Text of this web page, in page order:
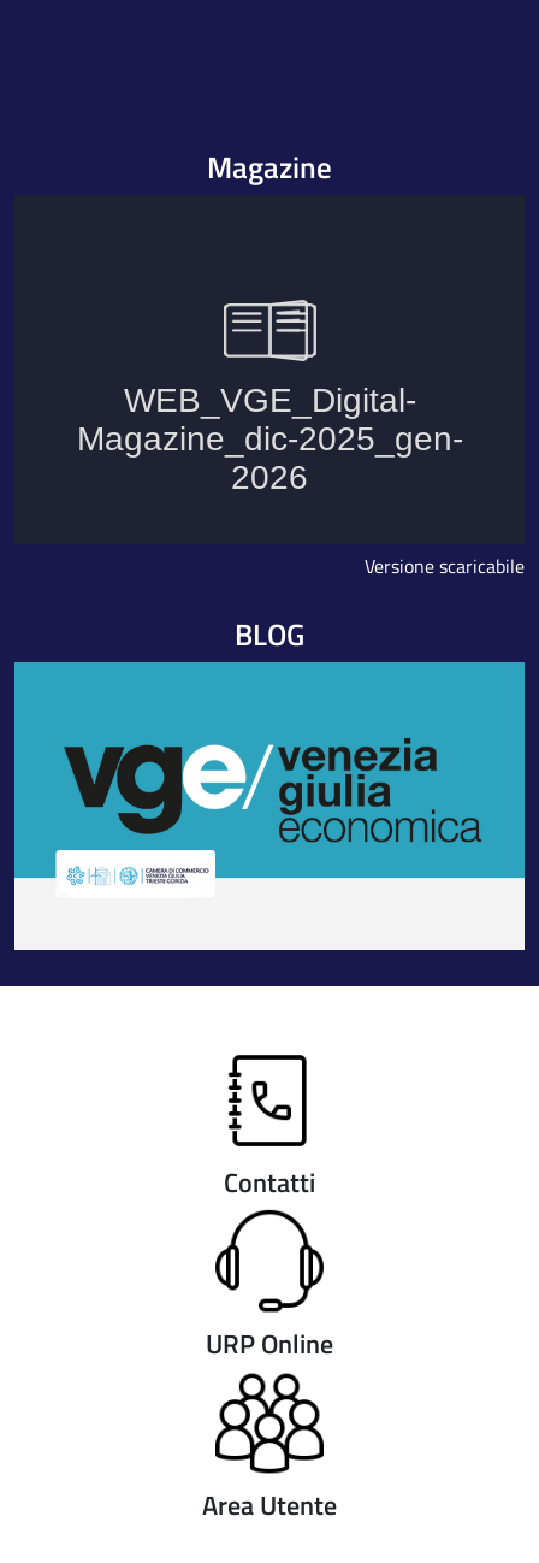
Magazine
Versione scaricabile
BLOG
Contatti
URP Online
Area Utente